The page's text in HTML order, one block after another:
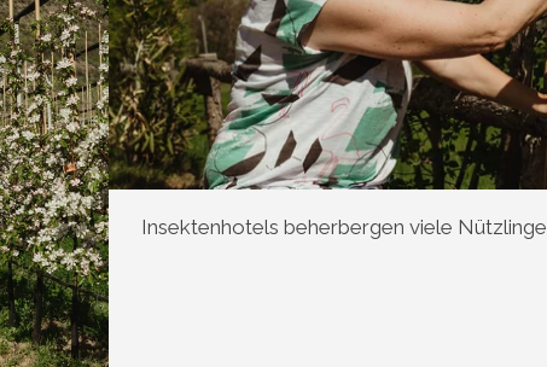
Insektenhotels beherbergen viele Nützlinge